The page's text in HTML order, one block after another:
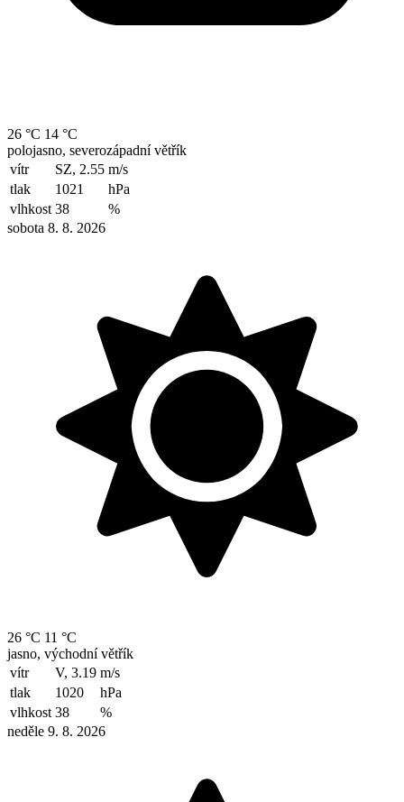
26 °C 14 °C
polojasno, severozápadní větřík
vítr
SZ, 2.55 m/s
tlak
1021
hPa
vlhkost 38
%
sobota 8. 8. 2026
26 °C 11 °C
jasno, východní větřík
vítr
V, 3.19 m/s
tlak
1020
hPa
vlhkost 38
%
neděle 9. 8. 2026